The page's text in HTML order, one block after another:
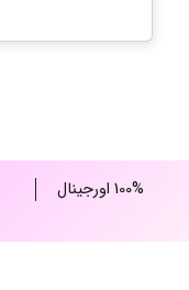
100% اورجینال